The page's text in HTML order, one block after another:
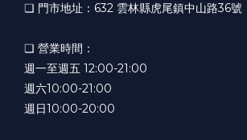
❏ 門市地址：632 雲林縣虎尾鎮中山路36號
❏ 營業時間：
週一至週五 12:00-21:00
週六10:00-21:00
週日10:00-20:00